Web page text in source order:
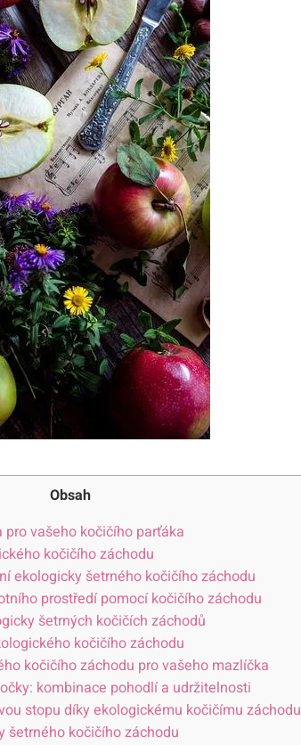
Obsah
vašeho kočičího parťáka
kočičího záchodu
ekologicky šetrného kočičího záchodu
prostředí pomocí kočičího záchodu
šetrných kočičích záchodů
kočičího záchodu
kočičího záchodu pro vašeho mazlíčka
kombinace pohodlí a udržitelnosti
stopu díky ekologickému kočičímu záchodu
šetrného kočičího záchodu